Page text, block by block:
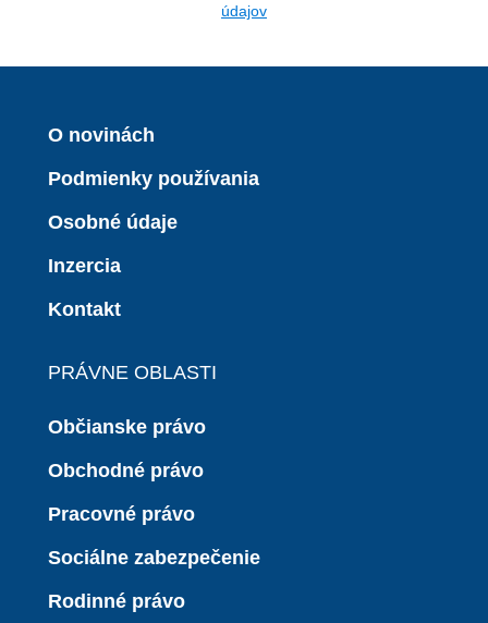
údajov
O novinách
Podmienky používania
Osobné údaje
Inzercia
Kontakt
PRÁVNE OBLASTI
Občianske právo
Obchodné právo
Pracovné právo
Sociálne zabezpečenie
Rodinné právo